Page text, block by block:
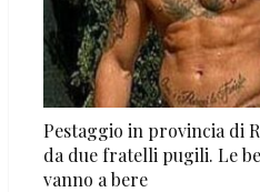
Pestaggio in provincia di
da due fratelli pugili. Le
vanno a bere